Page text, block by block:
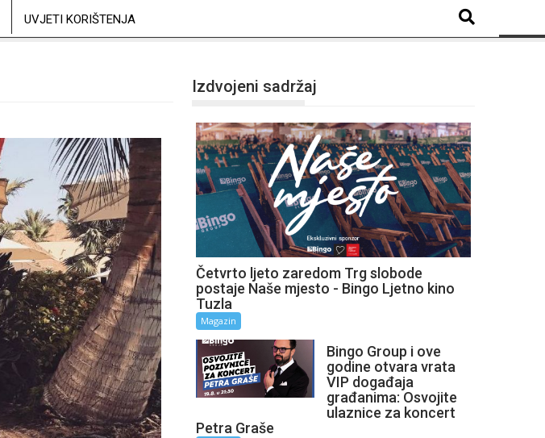
UVJETI KORIŠTENJA
Izdvojeni sadržaj
Četvrto ljeto zaredom Trg slobode
postaje Naše mjesto - Bingo Ljetno kino
Tuzla
Magazin
Bingo Group i ove
godine otvara vrata
VIP događaja
građanima: Osvojite
ulaznice za koncert
Petra Graše